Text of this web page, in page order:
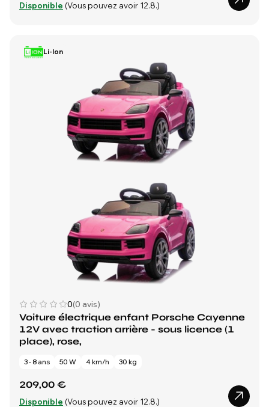
Disponible (Vous pouvez avoir 12.8.)
Li-Ion
0(0 avis)
Voiture électrique enfant Porsche Cayenne
12V avec traction arrière - sous licence (1
place), rose,
3 - 8 ans 50 W 4 km/h 30 kg
209,00 €
Disponible (Vous pouvez avoir 12.8.)